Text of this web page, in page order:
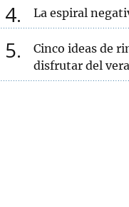
4 La espiral
5
Cinco ideas de
disfrutar del